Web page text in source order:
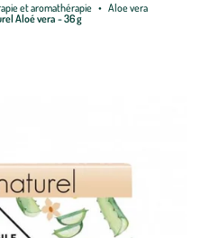
et aromathérapie
Aloe vera
Aloé vera - 36 g